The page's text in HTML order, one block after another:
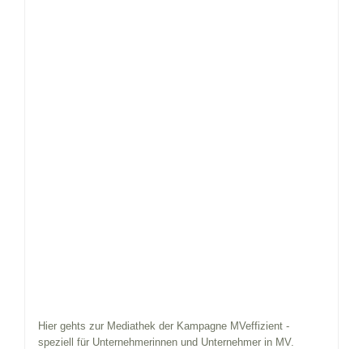
Hier gehts zur Mediathek der Kampagne MVeffizient -
speziell für Unternehmerinnen und Unternehmer in MV.